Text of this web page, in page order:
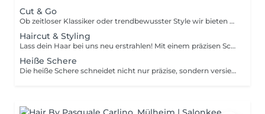
Cut & Go
Ob zeitloser Klassiker oder trendbewusster Style wir bieten Haarschnitte, die perfekt auf deinen Typ und deine Wünsche abgestimmt sind. Unsere erfahrenen Friseure beraten dich individuell und setzen Schnitte professionell um, die sowohl modern als auch typgerecht sind. Ob kurze, mittellange oder lange Haare wir sorgen dafür, dass du mit einem frischen, gepflegten Look den Salon verlässt. Buche jetzt deinen Termin und erlebe ein Haarschnitt-Erlebnis, das zu dir passt!
Haircut & Styling
Lass dein Haar bei uns neu erstrahlen! Mit einem präzisen Schnitt, der deinen Stil perfekt unterstreicht, und einem anschließenden professionellen Föhnstyling, sorgen wir dafür, dass dein Look frisch, gepflegt und modern ist. Egal, ob du einen neuen Style oder eine Auffrischung deines aktuellen Looks möchtest unser Team passt Schnitt und Styling individuell an. Buche jetzt deinen Termin und genieße einen Haarschnitt, der perfekt zu dir passt!
Heiße Schere
Die heiße Schere schneidet nicht nur präzise, sondern versiegelt die Haarspitzen durch Hitze sofort nach dem Schnitt. Dies hilft, Spliss zu reduzieren und das Haar gesund und kräftig zu halten. Besonders geeignet für strapaziertes Haar oder bei häufigem Spliss, sorgt die heiße Schere für glatte, gepflegte Spitzen und lässt das Haar voller und gesünder wirken. Buche jetzt einen Termin und erlebe den Unterschied eines Haarschnitts mit der heißen Schere!